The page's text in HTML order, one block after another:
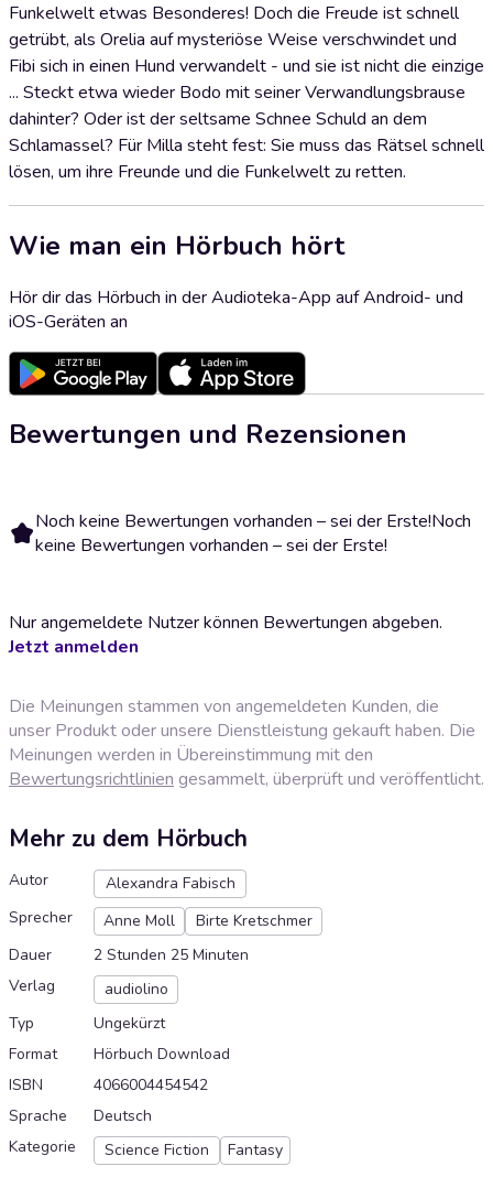
Funkelwelt etwas Besonderes! Doch die Freude ist schnell
getrübt, als Orelia auf mysteriöse Weise verschwindet und
Fibi sich in einen Hund verwandelt - und sie ist nicht die einzige
... Steckt etwa wieder Bodo mit seiner Verwandlungsbrause
dahinter? Oder ist der seltsame Schnee Schuld an dem
Schlamassel? Für Milla steht fest: Sie muss das Rätsel schnell
lösen, um ihre Freunde und die Funkelwelt zu retten.
Wie man ein Hörbuch hört
Hör dir das Hörbuch in der Audioteka-App auf Android- und
iOS-Geräten an
Bewertungen und Rezensionen
Noch keine Bewertungen vorhanden – sei der Erste!Noch
keine Bewertungen vorhanden – sei der Erste!
Nur angemeldete Nutzer können Bewertungen abgeben.
Jetzt anmelden
Die Meinungen stammen von angemeldeten Kunden, die
unser Produkt oder unsere Dienstleistung gekauft haben. Die
Meinungen werden in Übereinstimmung mit den
Bewertungsrichtlinien gesammelt, überprüft und veröffentlicht.
Mehr zu dem Hörbuch
Autor
Alexandra Fabisch
Sprecher
Anne Moll
Birte Kretschmer
Dauer
2 Stunden 25 Minuten
Verlag
audiolino
Typ
Ungekürzt
Format
Hörbuch Download
ISBN
4066004454542
Sprache
Deutsch
Kategorie
Science Fiction Fantasy